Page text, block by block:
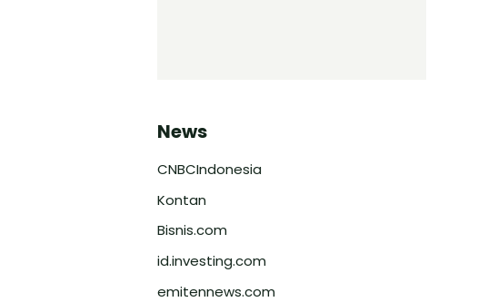
News
CNBCIndonesia
Kontan
Bisnis.com
id.investing.com
emitennews.com